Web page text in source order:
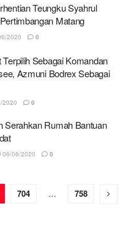
Teungku Syahrul
Matang
2020 0
Sebagai Komandan
Azmuni Bodrex Sebagai
2020 0
Serahkan Rumah Bantuan
06/06/2020 0
704 … 758